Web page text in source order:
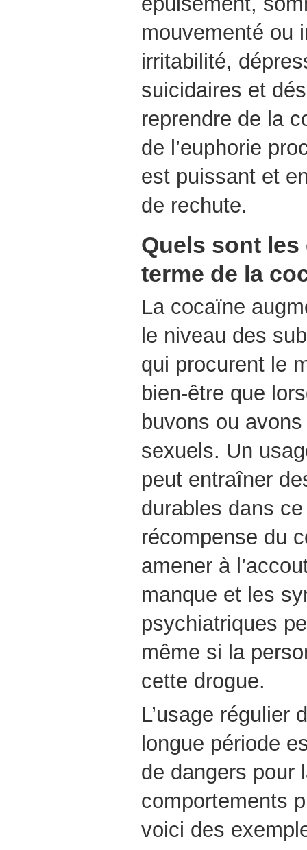
mouvementé ou
irritabilité,
suicidaires et
reprendre de la
de l’euphorie
est puissant et
de rechute.
Quels sont
terme de la
La cocaïne
le niveau des
qui procurent le
bien-être que
buvons ou
sexuels. Un
peut entraîner
durables dans
récompense du
amener à
manque et les
psychiatriques
même si la
cette drogue.
L’usage régulier
longue période
de dangers pour
comportements
voici des